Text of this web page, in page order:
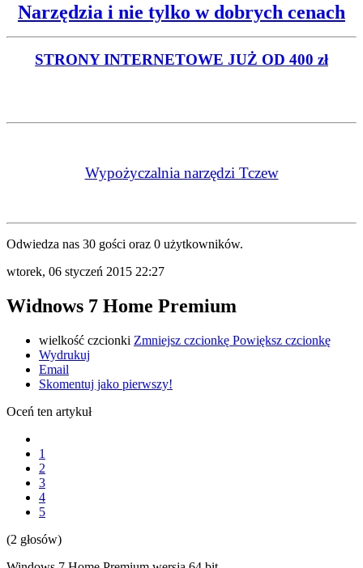
Narzędzia i nie tylko w dobrych cenach
STRONY INTERNETOWE JUŻ OD 400 zł
Wypożyczalnia narzędzi Tczew
Odwiedza nas 30 gości oraz 0 użytkowników.
wtorek, 06 styczeń 2015 22:27
Widnows 7 Home Premium
wielkość czcionki Zmniejsz czcionkę Powiększ czcionkę
Wydrukuj
Email
Skomentuj jako pierwszy!
Oceń ten artykuł
1
2
3
4
5
(2 głosów)